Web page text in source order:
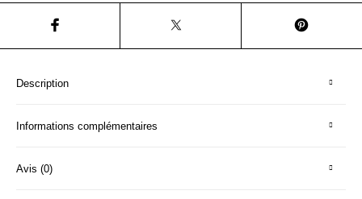
Description
Informations complémentaires
Avis (0)